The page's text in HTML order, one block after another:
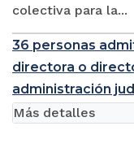
colectiva para la...
36 personas
directora o
administración
Más detalles